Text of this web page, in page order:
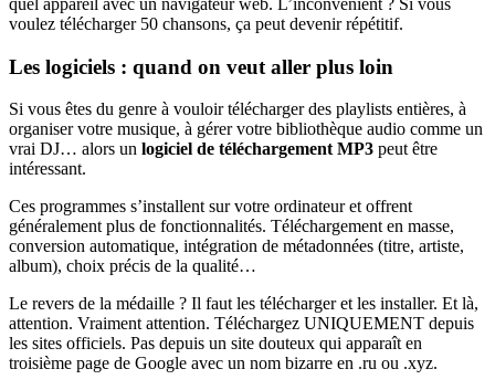
voulez télécharger 50 chansons, ça peut devenir répétitif.
Les logiciels : quand on veut aller plus loin
Si vous êtes du genre à vouloir télécharger des playlists entières, à
organiser votre musique, à gérer votre bibliothèque audio comme un
vrai DJ… alors un logiciel de téléchargement MP3 peut être
intéressant.
Ces programmes s’installent sur votre ordinateur et offrent
généralement plus de fonctionnalités. Téléchargement en masse,
conversion automatique, intégration de métadonnées (titre, artiste,
album), choix précis de la qualité…
Le revers de la médaille ? Il faut les télécharger et les installer. Et là,
attention. Vraiment attention. Téléchargez UNIQUEMENT depuis
les sites officiels. Pas depuis un site douteux qui apparaît en
troisième page de Google avec un nom bizarre en .ru ou .xyz.